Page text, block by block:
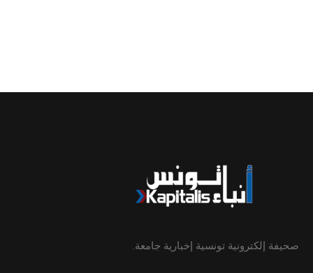
صحيفة إلكترونية تونسية إخبارية جامعة.